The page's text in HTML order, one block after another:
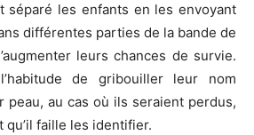
séparé les enfants en les envoyant
différentes parties de la bande de
leurs chances de survie.
de gribouiller leur nom
peau, au cas où ils seraient perdus,
faille les identifier.